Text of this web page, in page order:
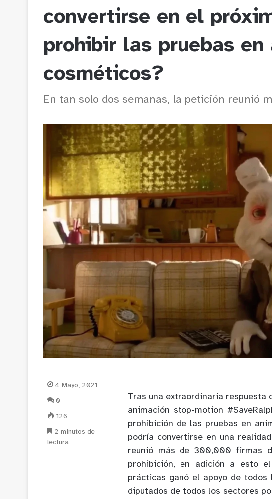
convertirse en el
prohibir las pruebas en
cosméticos?
En tan solo dos semanas, la petición reunió
Tras una extraordinaria respuesta
animación stop-motion
prohibición de las pruebas en
podría convertirse en una
reunió más de 300,000 firmas
prohibición, en adición a esto
prácticas ganó el apoyo de
diputados de todos los sectores
4 Mayo, 2021
0
126
2 minutos de
lectura